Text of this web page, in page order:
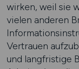
wirken, weil sie
vielen anderen
Vertrauen
und langfristige